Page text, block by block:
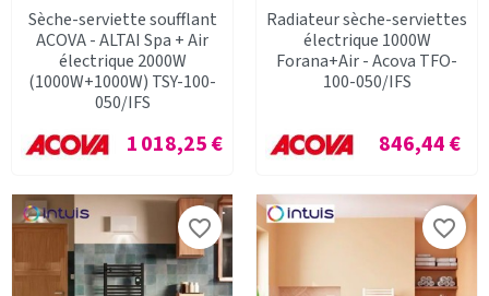
Sèche-serviette soufflant
ACOVA - ALTAI Spa + Air
électrique 2000W
(1000W+1000W) TSY-100-
050/IFS
Prix
1 018,25 €
Radiateur sèche-serviettes
électrique 1000W
Forana+Air - Acova TFO-
100-050/IFS
Prix
846,44 €
favorite_border favorite_border